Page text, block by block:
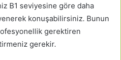
B1 seviyesine göre daha
konuşabilirsiniz. Bunun
gerektiren
gerekir.